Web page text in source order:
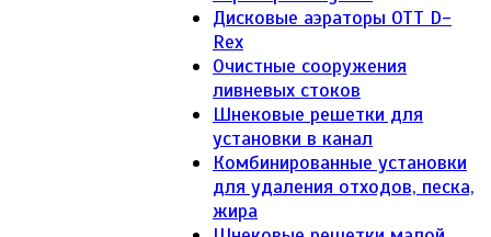
Дисковые аэраторы ОТТ D-
Rex
Очистные сооружения
ливневых стоков
Шнековые решетки для
установки в канал
Комбинированные установки
для удаления отходов, песка,
жира